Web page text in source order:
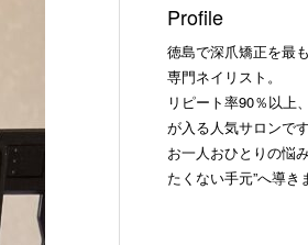
Profile
徳島で深爪矯正を最
専門ネイリスト。
リピート率90％以上
が入る人気サロンです
お一人おひとりの悩
たくない手元”へ導き